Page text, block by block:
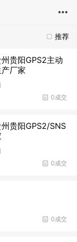
推荐
贵阳GPS2主动
厂家
0成交
贵阳GPS2/SNS
0成交
0成交